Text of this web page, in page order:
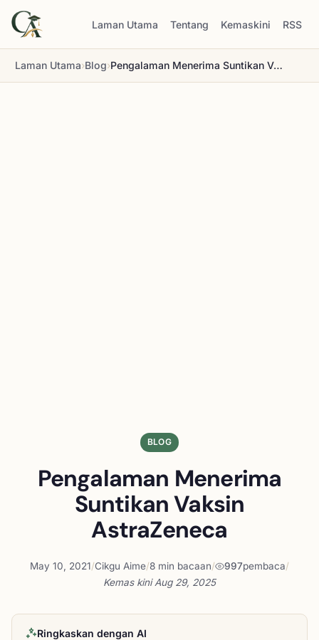
Laman Utama Tentang Kemaskini RSS
Laman Utama›Blog› Pengalaman Menerima Suntikan Vaksin AstraZeneca
BLOG
Pengalaman Menerima
Suntikan Vaksin
AstraZeneca
May 10, 2021/Cikgu Aime/8 min bacaan/ 997pembaca/
Kemas kiniAug 29, 2025
Ringkaskan dengan AI